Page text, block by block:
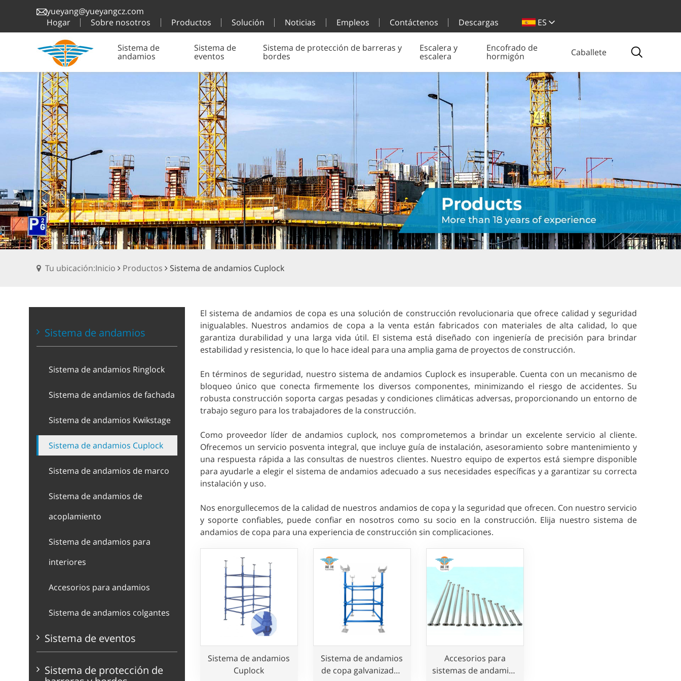
yueyang@yueyangcz.com
Hogar
Sobre nosotros Productos Solución Noticias Empleos Contáctenos Descargas ES
Sistema de
andamios
Sistema de
eventos
Sistema de protección de barreras y
bordes
Escalera y
escalera
Encofrado de
hormigón Caballete
Tu ubicación:Inicio Productos Sistema de andamios Cuplock
Sistema de andamios
Sistema de andamios Ringlock
Sistema de andamios de fachada
Sistema de andamios Kwikstage
Sistema de andamios Cuplock
Sistema de andamios de marco
Sistema de andamios de
acoplamiento
Sistema de andamios para
interiores
Accesorios para andamios
Sistema de andamios colgantes
Sistema de eventos
Sistema de protección de
El sistema de andamios de copa es una solución de construcción revolucionaria que ofrece calidad y seguridad
inigualables. Nuestros andamios de copa a la venta están fabricados con materiales de alta calidad, lo que
garantiza durabilidad y una larga vida útil. El sistema está diseñado con ingeniería de precisión para brindar
estabilidad y resistencia, lo que lo hace ideal para una amplia gama de proyectos de construcción.
En términos de seguridad, nuestro sistema de andamios Cuplock es insuperable. Cuenta con un mecanismo de
bloqueo único que conecta firmemente los diversos componentes, minimizando el riesgo de accidentes. Su
robusta construcción soporta cargas pesadas y condiciones climáticas adversas, proporcionando un entorno de
trabajo seguro para los trabajadores de la construcción.
Como proveedor líder de andamios cuplock, nos comprometemos a brindar un excelente servicio al cliente.
Ofrecemos un servicio posventa integral, que incluye guía de instalación, asesoramiento sobre mantenimiento y
una respuesta rápida a las consultas de nuestros clientes. Nuestro equipo de expertos está siempre disponible
para ayudarle a elegir el sistema de andamios adecuado a sus necesidades específicas y a garantizar su correcta
instalación y uso.
Nos enorgullecemos de la calidad de nuestros andamios de copa y la seguridad que ofrecen. Con nuestro servicio
y soporte confiables, puede confiar en nosotros como su socio en la construcción. Elija nuestro sistema de
andamios de copa para una experiencia de construcción sin complicaciones.
Sistema de andamios
Cuplock
Sistema de andamios
de copa galvanizados
Accesorios para
sistemas de andamios